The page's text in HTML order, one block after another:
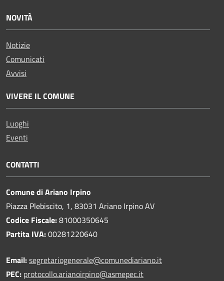
NOVITÀ
Notizie
Comunicati
Avvisi
VIVERE IL COMUNE
Luoghi
Eventi
CONTATTI
Comune di Ariano Irpino
Piazza Plebiscito, 1, 83031 Ariano Irpino AV
Codice Fiscale:81000350645
Partita IVA:00281220640
Email:segretariogenerale@comunediariano.it
PEC: protocollo.arianoirpino@asmepec.it